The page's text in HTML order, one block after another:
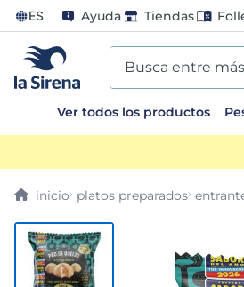
ES Ayuda Tiendas
Busca entre más
Ver todos los productos
platos preparados
TÉRMINOS MÁS BUSCADOS
1. helados sirena
3. patatas